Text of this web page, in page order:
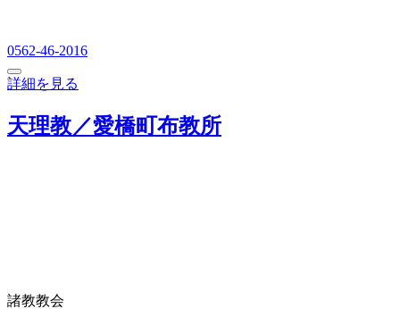
0562-46-2016
詳細を見る
天理教／愛橋町布教所
諸教教会